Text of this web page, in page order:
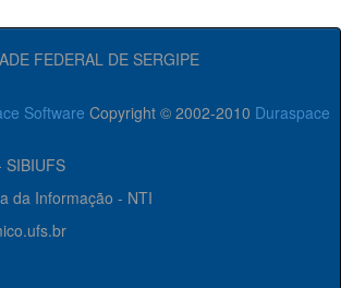
FEDERAL DE SERGIPE
Software Copyright © 2002-2010 Duraspace
SIBIUFS
da Informação - NTI